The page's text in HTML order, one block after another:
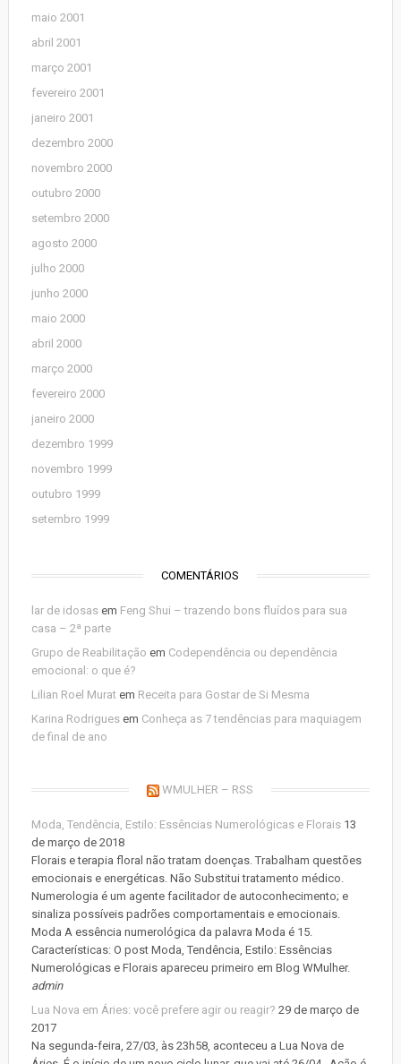
maio 2001
abril 2001
março 2001
fevereiro 2001
janeiro 2001
dezembro 2000
novembro 2000
outubro 2000
setembro 2000
agosto 2000
julho 2000
junho 2000
maio 2000
abril 2000
março 2000
fevereiro 2000
janeiro 2000
dezembro 1999
novembro 1999
outubro 1999
setembro 1999
COMENTÁRIOS
lar de idosasem Feng Shui – trazendo bons fluídos para sua
casa – 2ª parte
Grupo de Reabilitação em Codependência ou dependência
emocional: o que é?
Lilian Roel Muratem Receita para Gostar de Si Mesma
Karina Rodriguesem Conheça as 7 tendências para maquiagem
de final de ano
WMULHER – RSS
Moda, Tendência, Estilo: Essências Numerológicas e Florais 13
de março de 2018
Florais e terapia floral não tratam doenças. Trabalham questões
emocionais e energéticas. Não Substitui tratamento médico.
Numerologia é um agente facilitador de autoconhecimento; e
sinaliza possíveis padrões comportamentais e emocionais.
Moda A essência numerológica da palavra Moda é 15.
Características: O post Moda, Tendência, Estilo: Essências
Numerológicas e Florais apareceu primeiro em Blog WMulher.
admin
Lua Nova em Áries: você prefere agir ou reagir? 29 de março de
2017
Na segunda-feira, 27/03, às 23h58, aconteceu a Lua Nova de